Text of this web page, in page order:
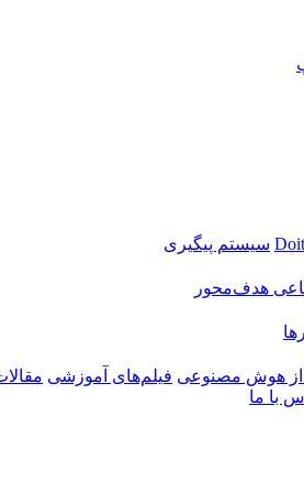
سیستم پیگیری
هدف‌محور
هوش مصنوعی فیلم‌های آموزشی
با ما